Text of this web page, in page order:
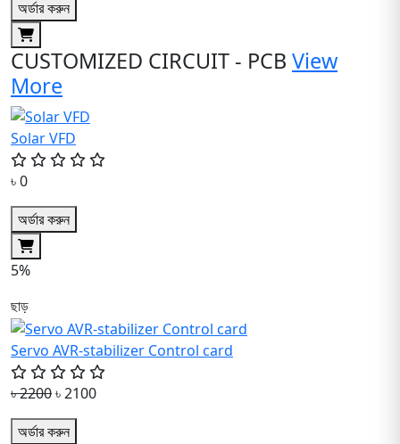
অর্ডার করুন
CUSTOMIZED CIRCUIT - PCB View
More
Solar VFD
৳ 0
অর্ডার করুন
5%
ছাড়
Servo AVR-stabilizer Control card
৳ 2200৳ 2100
অর্ডার করুন